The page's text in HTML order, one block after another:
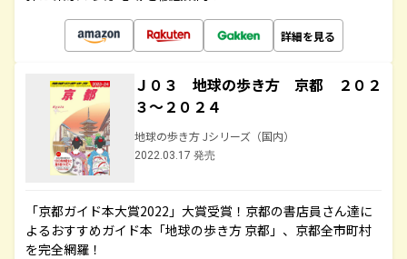
詳細を見る
Ｊ０３ 地球の歩き方 京都 ２０２
３～２０２４
地球の歩き方 Jシリーズ（国内）
2022.03.17 発売
「京都ガイド本大賞2022」大賞受賞！京都の書店員さん達に
よるおすすめガイド本「地球の歩き方 京都」、京都全市町村
を完全網羅！